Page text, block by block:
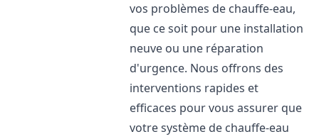
vos problèmes de chauffe-eau,
que ce soit pour une installation
neuve ou une réparation
d'urgence. Nous offrons des
interventions rapides et
efficaces pour vous assurer que
votre système de chauffe-eau